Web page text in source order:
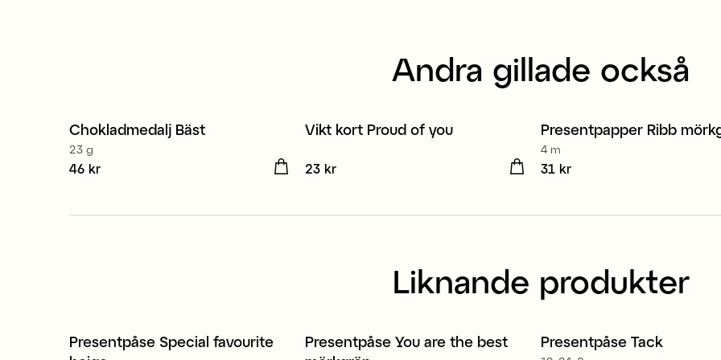
Andra gillade också
Chokladmedalj Bäst
23 g
Pris:
46 kr
Vikt kort Proud of you
Pris:
23 kr
Presentpapper Ribb
4 m
Pris:
31 kr
Liknande produkter
Presentpåse Special favourite
Presentpåse You are the best
Presentpåse Tack